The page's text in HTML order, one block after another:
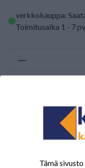
verkkokauppa:
Toimitusaika 1 - 7 pv
ARVOSTELUJEN
Tämä